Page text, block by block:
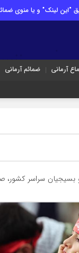
"این لینک" و یا منوی ضمائم
آرمانی ضمائم آرمانی
با حضرت آیت‌الله خامنه‌ای رهبر